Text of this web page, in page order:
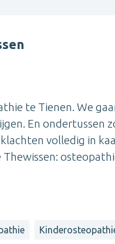
te Tienen. We
En ondertussen
volledig in